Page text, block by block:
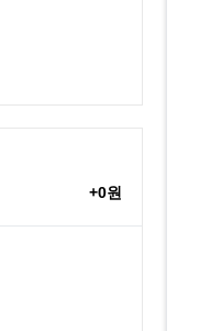
+0원